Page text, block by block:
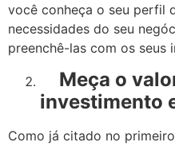
você conheça o seu perfil
necessidades do seu
preenchê-las com os seus
Meça o
investimento
Como já citado no